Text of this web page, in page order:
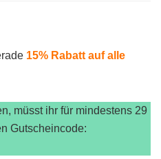
15% Rabatt auf alle
müsst ihr für mindestens 29
Gutscheincode: